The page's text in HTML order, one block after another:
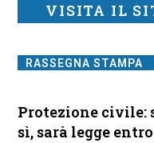
VISITA IL
RASSEGNA STAMPA
Protezione civile:
sì, sarà legge